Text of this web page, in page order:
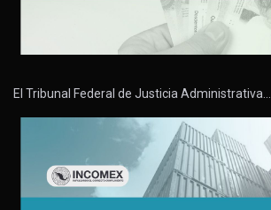
El Tribunal Federal de Justicia Administrativa…